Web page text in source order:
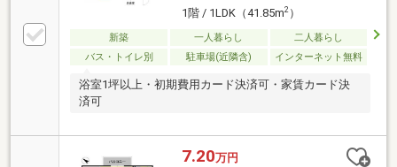
1階 / 1LDK（41.85m2）
新築 一人暮らし
二人暮らし
バス・トイレ別
駐車場(近隣含) インターネット無料
浴室1坪以上・初期費用カード決済可・家賃カード決
済可
7.20万円